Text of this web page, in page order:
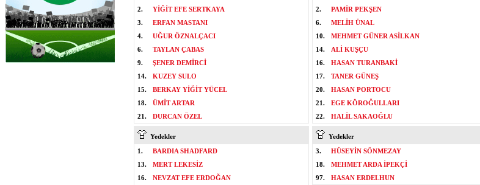
2.
YİĞİT EFE SERTKAYA
3.
ERFAN MASTANI
4.
UĞUR ÖZNALÇACI
6.
TAYLAN ÇABAS
9.
ŞENER DEMİRCİ
14.
KUZEY SULO
15.
BERKAY YİĞİT YÜCEL
18.
ÜMİT ARTAR
21.
DURCAN ÖZEL
2.
PAMİR PEKŞEN
6.
MELİH ÜNAL
10.
MEHMET GÜNER ASİLKAN
14.
ALİ KUŞÇU
16.
HASAN TURANBAKİ
17.
TANER GÜNEŞ
20.
HASAN PORTOCU
21.
EGE KÖROĞULLARI
22.
HALİL SAKAOĞLU
Yedekler
1.
BARDIA SHADFARD
13.
MERT LEKESİZ
16.
NEVZAT EFE ERDOĞAN
Yedekler
3.
HÜSEYİN SÖNMEZAY
18.
MEHMET ARDA İPEKÇİ
97.
HASAN ERDELHUN